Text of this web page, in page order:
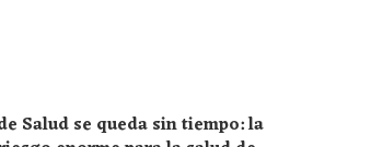
Salud se queda sin tiempo: la